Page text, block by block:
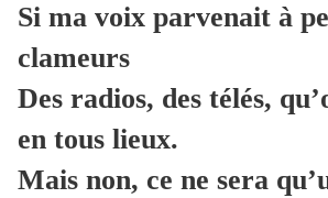
Si ma voix parvenait à
clameurs
Des radios, des télés,
en tous lieux.
Mais non, ce ne sera